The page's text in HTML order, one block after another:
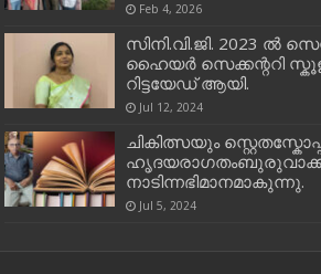
Feb 4, 2026
സിനി.വി.ജി. 2023 ൽ
ഹൈയർ സെക്കന്ററി
റിട്ടയേഡ് ആയി.
Jul 12, 2024
ചികിത്സയും
നാടിന്നഭിമാനമാകുന്നു.
Jul 5, 2024